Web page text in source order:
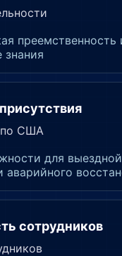
преемственность
знания
по США
для выездной
сотрудников